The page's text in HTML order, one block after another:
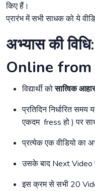
किए हैं।
प्रारंभ में सभी साधक को ये
अभ्यास की
Online from
विद्यार्थी कोसात्विक आहार
प्रतिदिन निर्धारित
एकदम fress हो ) पर
प्रत्येक एक वीडियो का
उसके बाद Next Video
इस क्रम से सभी 20